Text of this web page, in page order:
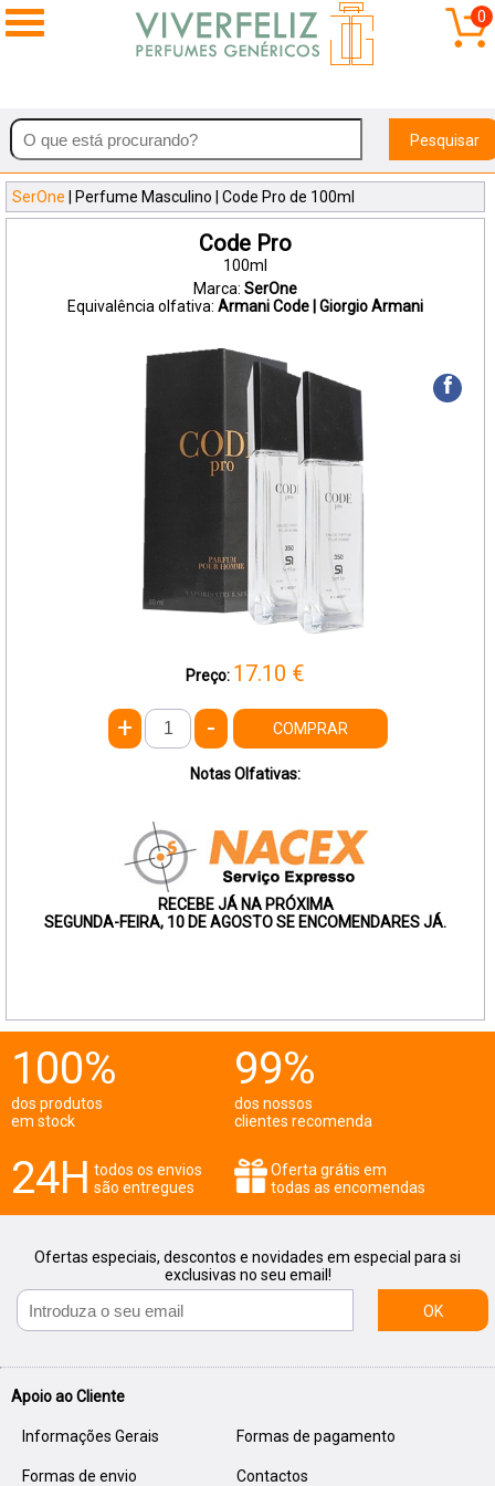
0
Pesquisar
SerOne | Perfume Masculino | Code Pro de 100ml
Code Pro
100ml
Marca: SerOne
Equivalência olfativa: Armani Code | Giorgio Armani
Preço: 17.10 €
+ - COMPRAR
Notas Olfativas:
RECEBE JÁ NA PRÓXIMA
SEGUNDA-FEIRA, 10 DE AGOSTO SE ENCOMENDARES JÁ.
f
100%
dos produtos
em stock
99%
dos nossos
clientes recomenda
24H todos os envios
são entregues
Oferta grátis em
todas as encomendas
Ofertas especiais, descontos e novidades em especial para si
exclusivas no seu email!
OK
Apoio ao Cliente
Informações Gerais Formas de pagamento
Formas de envio Contactos